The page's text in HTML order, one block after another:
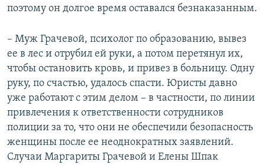
поэтому он долгое время оставался безнаказанным.
– Муж Грачевой, психолог по образованию, вывез
ее в лес и отрубил ей руки, а потом перетянул их,
чтобы остановить кровь, и привез в больницу. Одну
руку, по счастью, удалось спасти. Юристы давно
уже работают с этим делом – в частности, по линии
привлечения к ответственности сотрудников
полиции за то, что они не обеспечили безопасность
женщины после ее неоднократных заявлений.
Случаи Маргариты Грачевой и Елены Шпак